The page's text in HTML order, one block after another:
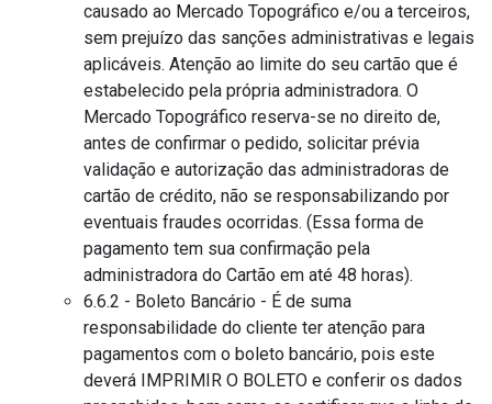
causado ao Mercado Topográfico e/ou a terceiros,
sem prejuízo das sanções administrativas e legais
aplicáveis. Atenção ao limite do seu cartão que é
estabelecido pela própria administradora. O
Mercado Topográfico reserva-se no direito de,
antes de confirmar o pedido, solicitar prévia
validação e autorização das administradoras de
cartão de crédito, não se responsabilizando por
eventuais fraudes ocorridas. (Essa forma de
pagamento tem sua confirmação pela
administradora do Cartão em até 48 horas).
6.6.2 - Boleto Bancário - É de suma
responsabilidade do cliente ter atenção para
pagamentos com o boleto bancário, pois este
deverá IMPRIMIR O BOLETO e conferir os dados